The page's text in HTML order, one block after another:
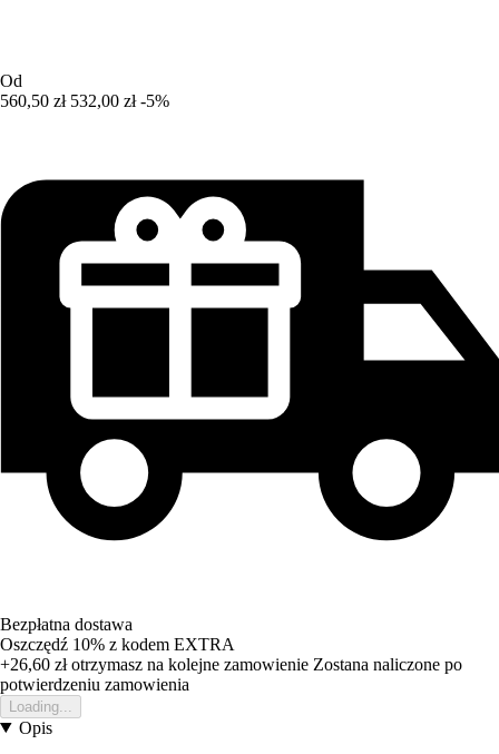
Od
560,50 zł 532,00 zł -5%
Bezpłatna dostawa
Oszczędź 10% z kodem EXTRA
+26,60 złotrzymasz na kolejne zamowienie Zostana naliczone po
potwierdzeniu zamowienia
Loading...
Opis